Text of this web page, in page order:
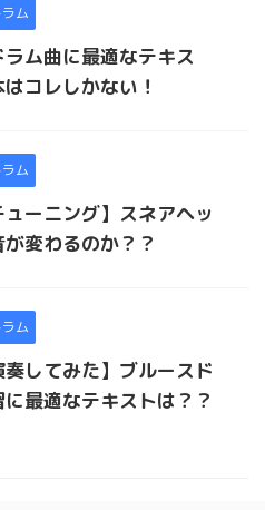
ラム
ム曲に最適なテキス
コレしかない！
ラム
ューニング】スネアヘッ
が変わるのか？？
ラム
奏してみた】ブルースド
最適なテキストは？？